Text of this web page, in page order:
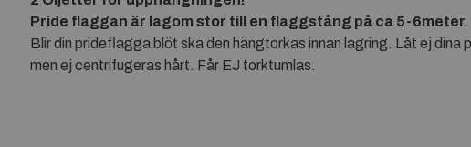
Pride flaggan är lagom stor till en flaggstång på ca 5-6meter.
Blir din prideflagga blöt ska den hängtorkas innan lagring. Låt ej
men ej centrifugeras hårt. Får EJ torktumlas.